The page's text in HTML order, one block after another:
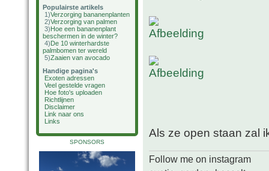
Populairste artikels
1)Verzorging bananenplanten
2)Verzorging van palmen
3)Hoe een bananenplant
beschermen in de winter?
4)De 10 winterhardste
palmbomen ter wereld
5)Zaaien van avocado
Handige pagina's
Exoten adressen
Veel gestelde vragen
Hoe foto's uploaden
Richtlijnen
Disclaimer
Link naar ons
Links
SPONSORS
Als ze open staan zal
Follow me on instagram